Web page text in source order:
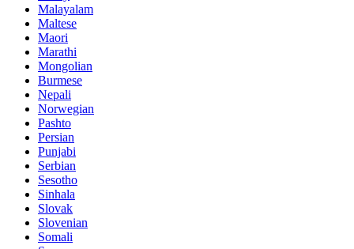
Malayalam
Maltese
Maori
Marathi
Mongolian
Burmese
Nepali
Norwegian
Pashto
Persian
Punjabi
Serbian
Sesotho
Sinhala
Slovak
Slovenian
Somali